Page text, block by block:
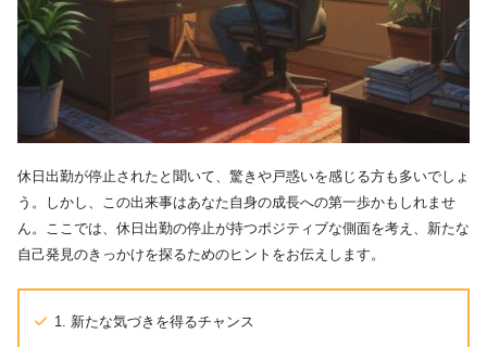
休日出勤が停止されたと聞いて、驚きや戸惑いを感じる方も多いでしょ
う。しかし、この出来事はあなた自身の成長への第一歩かもしれませ
ん。ここでは、休日出勤の停止が持つポジティブな側面を考え、新たな
自己発見のきっかけを探るためのヒントをお伝えします。
1. 新たな気づきを得るチャンス